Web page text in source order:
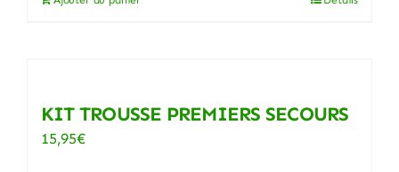
KIT TROUSSE PREMIERS SECOURS
15,95€